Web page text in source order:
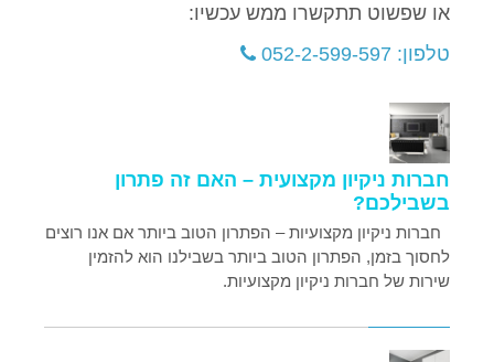
או שפשוט תתקשרו ממש עכשיו:
טלפון: 052-2-599-597
חברות ניקיון מקצועית – האם זה פתרון
בשבילכם?
חברות ניקיון מקצועיות – הפתרון הטוב ביותר אם אנו רוצים
לחסוך בזמן, הפתרון הטוב ביותר בשבילנו הוא להזמין
שירות של חברות ניקיון מקצועיות.